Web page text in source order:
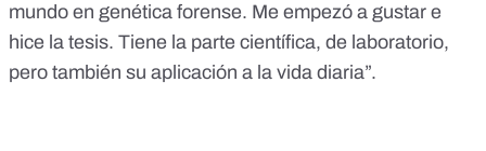
mundo en genética forense. Me empezó a gustar e
hice la tesis. Tiene la parte científica, de laboratorio,
pero también su aplicación a la vida diaria”.